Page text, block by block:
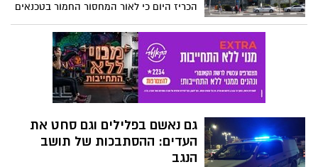
הכריז היום כי לאור המחסור החמור בטכנאים
במרכזים הרפואיים בעיר - בקרוב יוכשרו
רבים מהם במכללת סמי שמעון. הפרטים
המלאים בכתבה
גם נאשם בפלילים וגם סחט את
העדים: ההסתבכות של תושב
הנגב